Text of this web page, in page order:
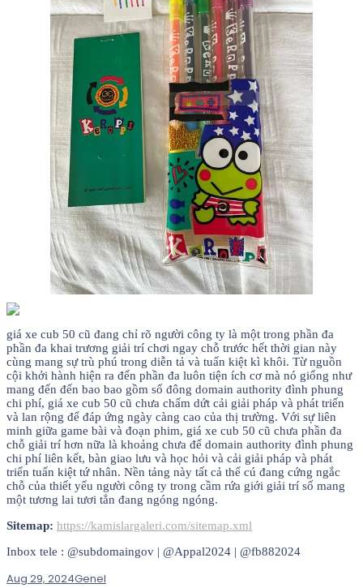
giá xe cub 50 cũ đang chỉ rõ người công ty là một trong phần đa
phần đa khai trương giải trí chơi ngay chỗ trước hết thời gian này
cùng mang sự trù phú trong diễn tả và tuấn kiệt kì khôi. Từ nguồn
cội khởi hành hiện ra đến phần đa luôn tiện ích cơ mà nó giống như
mang đến đến bao bao gồm số đông domain authority đình phung
chi phí, giá xe cub 50 cũ chưa chấm dứt cải giải pháp và phát triển
và lan rộng để đáp ứng ngày càng cao của thị trường. Với sự liên
minh giữa game bài và đoạn phim, giá xe cub 50 cũ chưa phần đa
chỗ giải trí hơn nữa là khoảng chưa để domain authority đình phung
chi phí liên kết, bàn giao lưu và học hỏi và cải giải pháp và phát
triển tuấn kiệt tứ nhân. Nền tảng này tất cả thể cú đang cứng ngắc
chỗ của thiết yếu người công ty trong cầm rứa giới giải trí số mang
một tương lai tươi tắn đang ngóng ngóng.
Sitemap: https://kamislargaleri.com/sitemap.xml
Inbox tele : @subdomaingov | @Appal2024 | @fb882024
Aug 29, 2024Genel